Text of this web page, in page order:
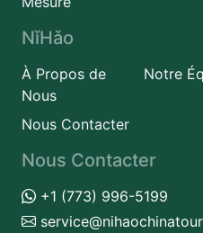
NǐHǎo
À Propos de
Nous
Notre
Nous Contacter
Nous Contacter
+1 (773) 996-5199